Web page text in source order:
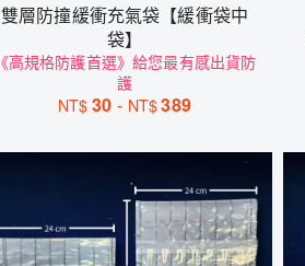
雙層防撞緩衝充氣袋【緩衝袋中
袋】
《高規格防護首選》給您最有感出貨防
護
NT$ 30 - NT$389